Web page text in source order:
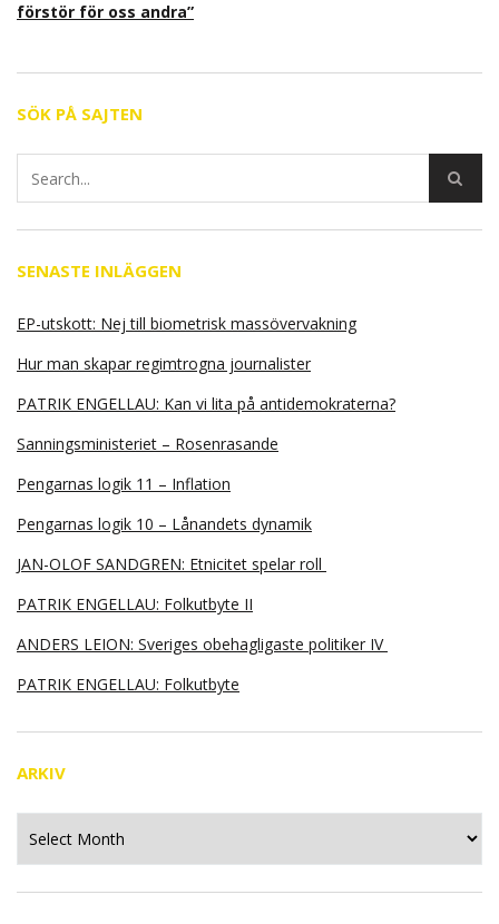
förstör för oss andra”
SÖK PÅ SAJTEN
SENASTE INLÄGGEN
EP-utskott: Nej till biometrisk massövervakning
Hur man skapar regimtrogna journalister
PATRIK ENGELLAU: Kan vi lita på antidemokraterna?
Sanningsministeriet – Rosenrasande
Pengarnas logik 11 – Inflation
Pengarnas logik 10 – Lånandets dynamik
JAN-OLOF SANDGREN: Etnicitet spelar roll
PATRIK ENGELLAU: Folkutbyte II
ANDERS LEION: Sveriges obehagligaste politiker IV
PATRIK ENGELLAU: Folkutbyte
ARKIV